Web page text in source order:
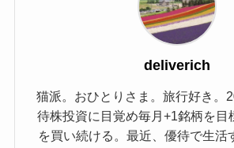
deliverich
猫派。おひとりさま。旅行好き。
待株投資に目覚め毎月+1銘柄を目
を買い続ける。最近、優待で生活